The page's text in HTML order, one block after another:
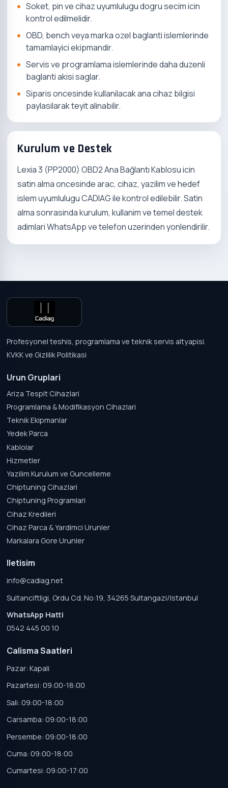
Soket, pin ve cihaz uyumlulugu dogru secim icin
kontrol edilmelidir.
OBD, bench veya marka ozel baglanti islemlerinde
tamamlayici ekipmandir.
Servis ve programlama islemlerinde daha duzenli
baglanti akisi saglar.
Siparis oncesinde kullanilacak ana cihaz bilgisi
paylasilarak teyit alinabilir.
Kurulum ve Destek
Lexia 3 (PP2000) OBD2 Ana Bağlantı Kablosu icin
satin alma oncesinde arac, cihaz, yazilim ve hedef
islem uyumlulugu CADIAG ile kontrol edilebilir. Satin
alma sonrasinda kurulum, kullanim ve temel destek
adimlari WhatsApp ve telefon uzerinden yonlendirilir.
Profesyonel teshis, programlama ve teknik servis altyapisi.
KVKK ve Gizlilik Politikasi
Urun Gruplari
Ariza Tespit Cihazlari
Programlama & Modifikasyon Cihazlari
Teknik Ekipmanlar
Yedek Parca
Kablolar
Hizmetler
Yazilim Kurulum ve Guncelleme
Chiptuning Cihazlari
Chiptuning Programlari
Cihaz Kredileri
Cihaz Parca & Yardimci Urunler
Markalara Gore Urunler
Iletisim
info@cadiag.net
Sultanciftligi, Ordu Cd. No:19, 34265 Sultangazi/Istanbul
WhatsApp Hatti
0542 445 00 10
Calisma Saatleri
Pazar: Kapali
Pazartesi: 09:00-18:00
Sali: 09:00-18:00
Carsamba: 09:00-18:00
Persembe: 09:00-18:00
Cuma: 09:00-18:00
Cumartesi: 09:00-17:00